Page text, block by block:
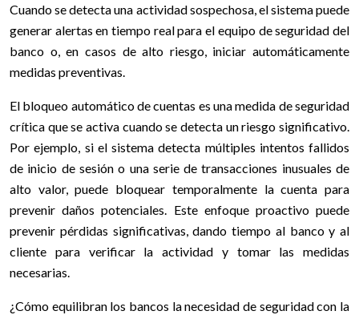
Cuando se detecta una actividad sospechosa, el sistema puede
generar alertas en tiempo real para el equipo de seguridad del
banco o, en casos de alto riesgo, iniciar automáticamente
medidas preventivas.
El bloqueo automático de cuentas es una medida de seguridad
crítica que se activa cuando se detecta un riesgo significativo.
Por ejemplo, si el sistema detecta múltiples intentos fallidos
de inicio de sesión o una serie de transacciones inusuales de
alto valor, puede bloquear temporalmente la cuenta para
prevenir daños potenciales. Este enfoque proactivo puede
prevenir pérdidas significativas, dando tiempo al banco y al
cliente para verificar la actividad y tomar las medidas
necesarias.
¿Cómo equilibran los bancos la necesidad de seguridad con la